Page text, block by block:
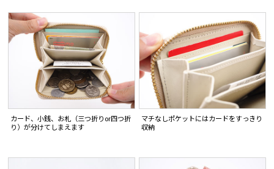
カード、小銭、お札（三つ折りor四つ折
り）が分けてしまえます
マチなしポケットにはカードをすっきり
収納